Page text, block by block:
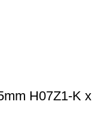
H07Z1-K x